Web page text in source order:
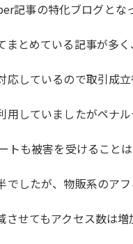
記事の特化ブログとな
まとめている記事が多く
応しているので取引成
用していましたがペナ
トも被害を受けること
でしたが、物販系のア
させてもアクセス数は